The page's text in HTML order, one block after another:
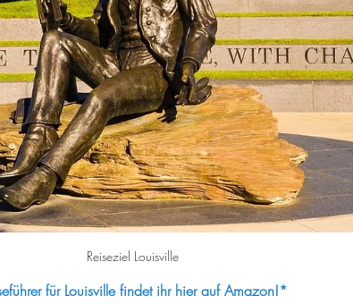
Reiseziel Louisville
für Louisville findet ihr hier auf Amazon!*